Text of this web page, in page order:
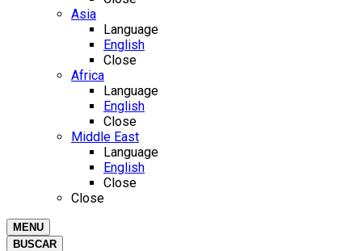
Asia
Language
English
Close
Africa
Language
English
Close
Middle East
Language
English
Close
Close
MENU
BUSCAR